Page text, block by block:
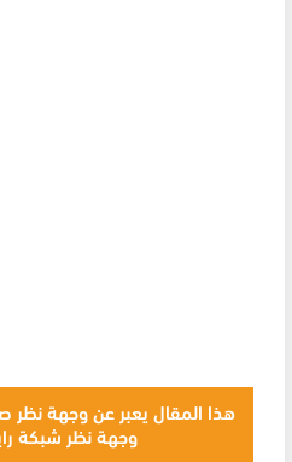
هذا المقال يعبر عن وجهة نظر
وجهة نظر شبكة